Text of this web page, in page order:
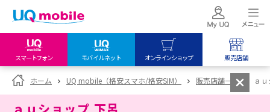
スマートフォン モバイルネット オンラインショップ 販売店舗
my UQ WiMAX
UQ WiMAX ご契約の方
UQ mobile
オンラインショップ
UQ mobile
販売店舗
ホーム UQ mobile（格安スマホ/格安SIM） 販売店舗一覧 ａ